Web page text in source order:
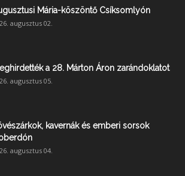
Mária-köszöntő Csíksomlyón
augusztus 02.
a 28. Márton Áron zarándoklatot
augusztus 05.
kavernák és emberi sorsok
augusztus 04.